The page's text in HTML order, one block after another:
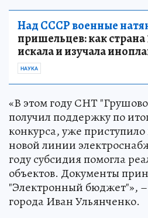
Над СССР военные
пришельцев: как страна
искала и изучала
НАУКА
«В этом году СНТ
получил поддержку по
конкурса, уже приступило
новой линии
году субсидия помогла
объектов. Документы
"Электронный бюджет"»,
города Иван Ульянченко.